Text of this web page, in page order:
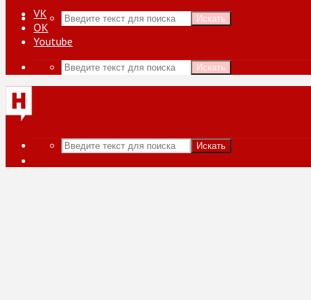
Искать
VK
ОК
Youtube
Искать
Искать